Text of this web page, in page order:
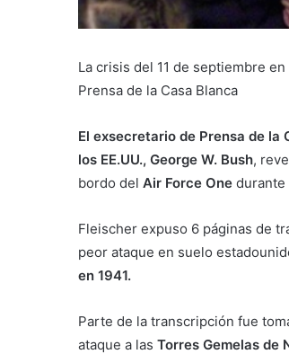
La crisis del 11 de septiembre
Prensa de la Casa Blanca
El exsecretario de Prensa de la
los EE.UU., George W. Bush,
bordo del Air Force One durante
Fleischer expuso 6 páginas de
peor ataque en suelo
en 1941.
Parte de la transcripción fue
ataque a las Torres Gemelas de